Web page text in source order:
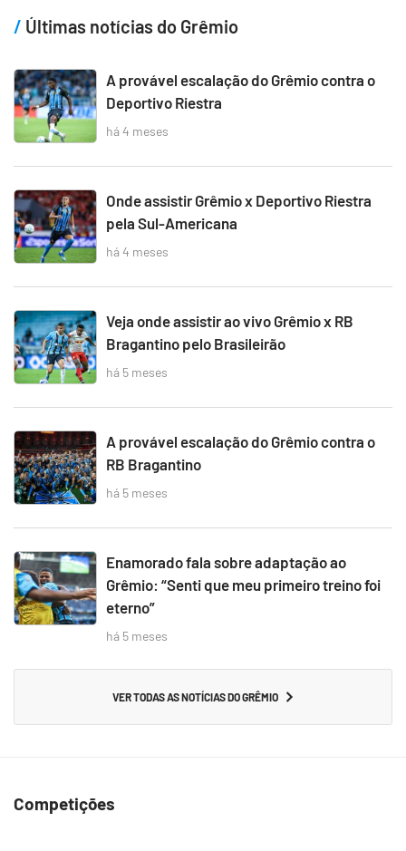
Últimas notícias do Grêmio
A provável escalação do Grêmio contra o
Deportivo Riestra
há 4 meses
Onde assistir Grêmio x Deportivo Riestra
pela Sul-Americana
há 4 meses
Veja onde assistir ao vivo Grêmio x RB
Bragantino pelo Brasileirão
há 5 meses
A provável escalação do Grêmio contra o
RB Bragantino
há 5 meses
Enamorado fala sobre adaptação ao
Grêmio: “Senti que meu primeiro treino foi
eterno”
há 5 meses
VER TODAS AS NOTÍCIAS DO GRÊMIO
Competições